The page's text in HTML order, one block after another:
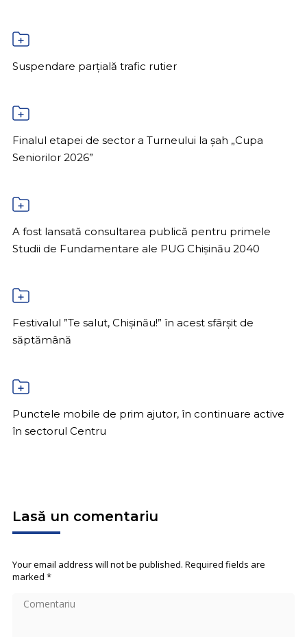
Suspendare parțială trafic rutier
Finalul etapei de sector a Turneului la șah „Cupa
Seniorilor 2026”
A fost lansată consultarea publică pentru primele
Studii de Fundamentare ale PUG Chișinău 2040
Festivalul ”Te salut, Chișinău!” în acest sfârșit de
săptămână
Punctele mobile de prim ajutor, în continuare active
în sectorul Centru
Lasă un comentariu
Your email address will not be published. Required fields are
marked *
Comentariu